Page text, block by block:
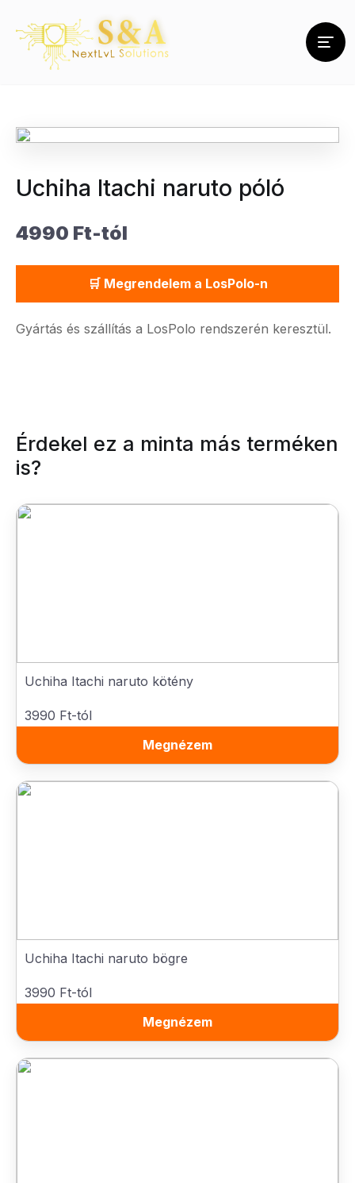
Uchiha Itachi naruto póló
4990 Ft-tól
🛒 Megrendelem a LosPolo-n
Gyártás és szállítás a LosPolo rendszerén keresztül.
Érdekel ez a minta más terméken
is?
Uchiha Itachi naruto kötény
3990 Ft-tól
Megnézem
Uchiha Itachi naruto bögre
3990 Ft-tól
Megnézem